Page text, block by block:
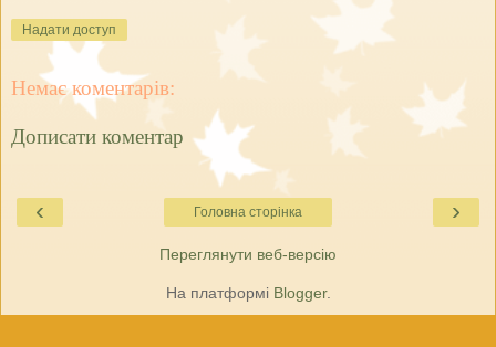
Надати доступ
Немає коментарів:
Дописати коментар
‹ ›
Головна сторінка
Переглянути веб-версію
На платформі Blogger.